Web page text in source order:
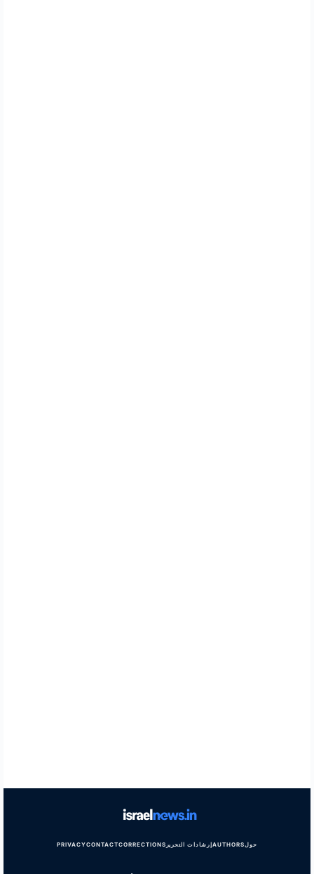
حولAUTHORSإرشادات التحرير CORRECTIONS
CONTACT
PRIVACY